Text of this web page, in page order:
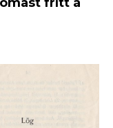
frítt á